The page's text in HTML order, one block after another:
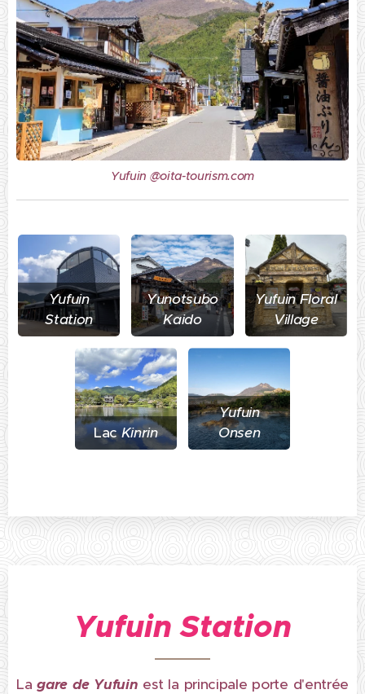
Yufuin @oita-tourism.com
Yufuin
Station
Yunotsubo
Kaido
Yufuin Floral
Village
LacKinrin
Yufuin
Onsen
Yufuin Station
Lagare de Yufuin est la principale porte d'entrée